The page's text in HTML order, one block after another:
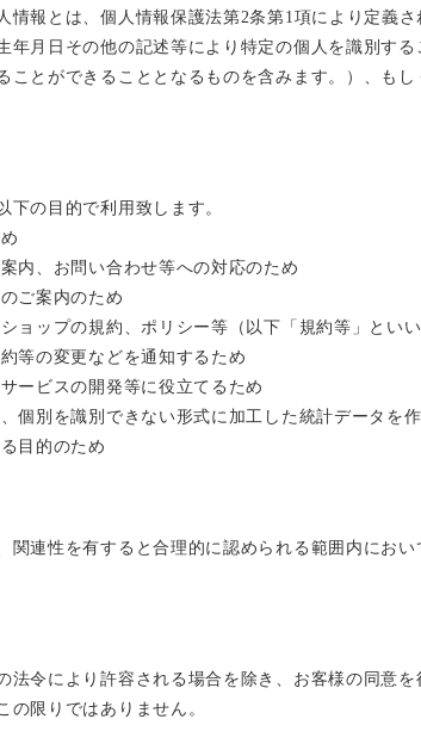
情報とは、個人情報保護法第2条第1項により定義
年月日その他の記述等により特定の個人を識別す
ことができることとなるものを含みます。）、も
下の目的で利用致します。
内、お問い合わせ等への対応のため
ご案内のため
ョップの規約、ポリシー等（以下「規約等」とい
等の変更などを通知するため
ービスの開発等に役立てるため
個別を識別できない形式に加工した統計データを
目的のため
関連性を有すると合理的に認められる範囲内にお
法令により許容される場合を除き、お客様の同意
の限りではありません。